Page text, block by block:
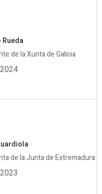
de la Xunta de Galicia
de la Junta de Extremadura